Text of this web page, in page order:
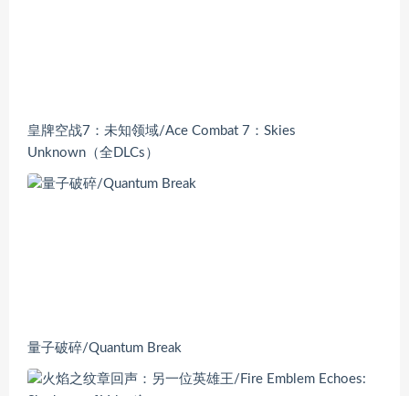
皇牌空战7：未知领域/Ace Combat 7：Skies
Unknown（全DLCs）
量子破碎/Quantum Break